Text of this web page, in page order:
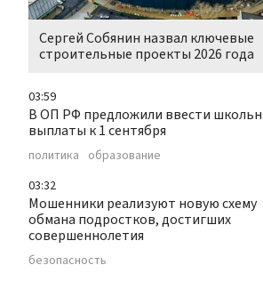
Сергей Собянин назвал ключевые
строительные проекты 2026 года
03:59
В ОП РФ предложили ввести
выплаты к 1 сентября
политика образование
03:32
Мошенники реализуют новую схему
обмана подростков, достигших
совершеннолетия
безопасность